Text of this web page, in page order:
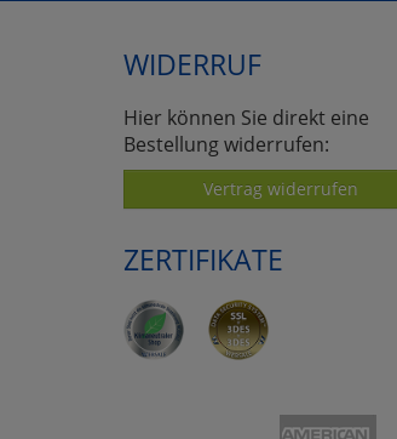
WIDERRUF
Hier können Sie direkt eine
Bestellung widerrufen:
Vertrag widerrufen
ZERTIFIKATE